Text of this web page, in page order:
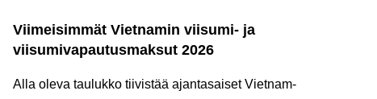
Viimeisimmät Vietnamin viisumi- ja
viisumivapautusmaksut 2026
Alla oleva taulukko tiivistää ajantasaiset Vietnam-